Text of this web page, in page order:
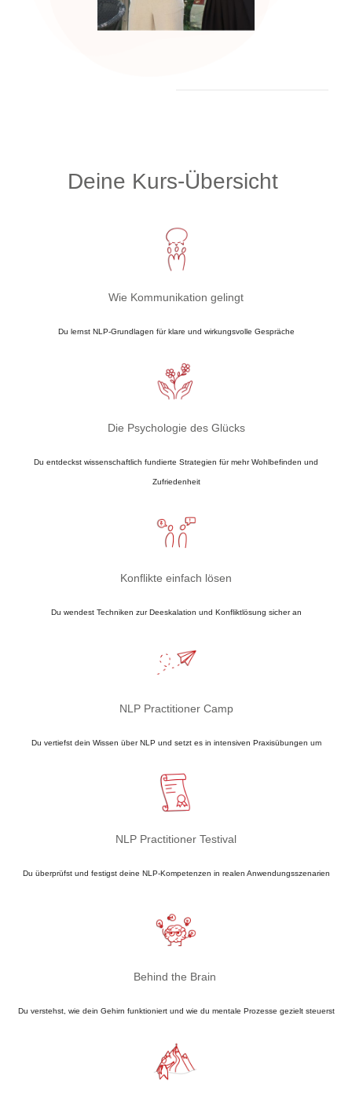
Deine Kurs-Übersicht
Wie Kommunikation gelingt
Du lernst NLP-Grundlagen für klare und wirkungsvolle Gespräche
Die Psychologie des Glücks
Du entdeckst wissenschaftlich fundierte Strategien für mehr Wohlbefinden und
Zufriedenheit
Konflikte einfach lösen​
Du wendest Techniken zur Deeskalation und Konfliktlösung sicher an
NLP Practitioner Camp
Du vertiefst dein Wissen über NLP und setzt es in intensiven Praxisübungen um
NLP Practitioner Testival
Du überprüfst und festigst deine NLP-Kompetenzen in realen Anwendungsszenarien
Behind the Brain
Du verstehst, wie dein Gehirn funktioniert und wie du mentale Prozesse gezielt steuerst